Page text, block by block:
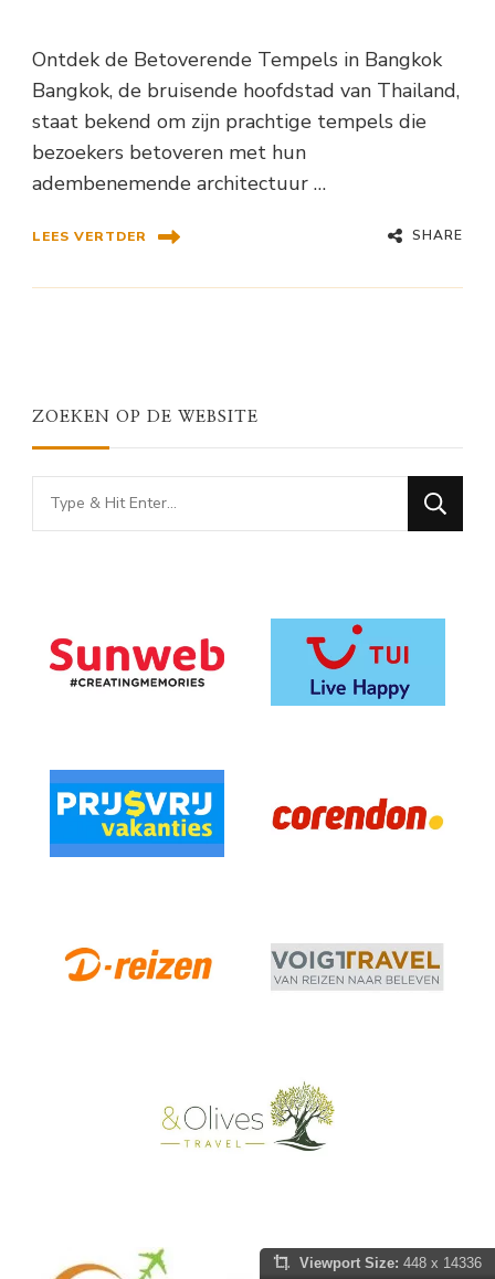
Ontdek de Betoverende Tempels in Bangkok
Bangkok, de bruisende hoofdstad van Thailand,
staat bekend om zijn prachtige tempels die
bezoekers betoveren met hun
adembenemende architectuur …
LEES VERTDER SHARE
ZOEKEN OP DE WEBSITE
Looking
for
Viewport Size: 448 x 14336